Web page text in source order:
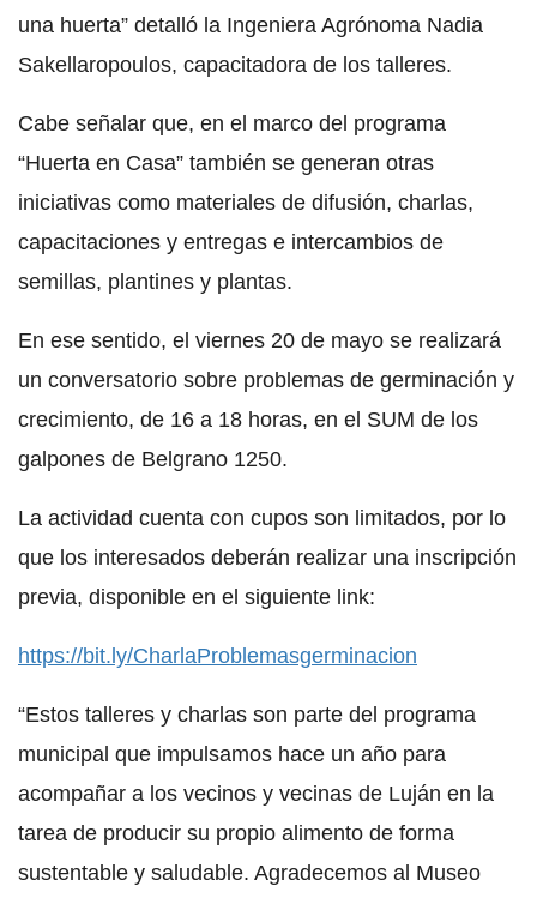
una huerta” detalló la Ingeniera Agrónoma Nadia
Sakellaropoulos, capacitadora de los talleres.
Cabe señalar que, en el marco del programa
“Huerta en Casa” también se generan otras
iniciativas como materiales de difusión, charlas,
capacitaciones y entregas e intercambios de
semillas, plantines y plantas.
En ese sentido, el viernes 20 de mayo se realizará
un conversatorio sobre problemas de germinación y
crecimiento, de 16 a 18 horas, en el SUM de los
galpones de Belgrano 1250.
La actividad cuenta con cupos son limitados, por lo
que los interesados deberán realizar una inscripción
previa, disponible en el siguiente link:
https://bit.ly/CharlaProblemasgerminacion
“Estos talleres y charlas son parte del programa
municipal que impulsamos hace un año para
acompañar a los vecinos y vecinas de Luján en la
tarea de producir su propio alimento de forma
sustentable y saludable. Agradecemos al Museo